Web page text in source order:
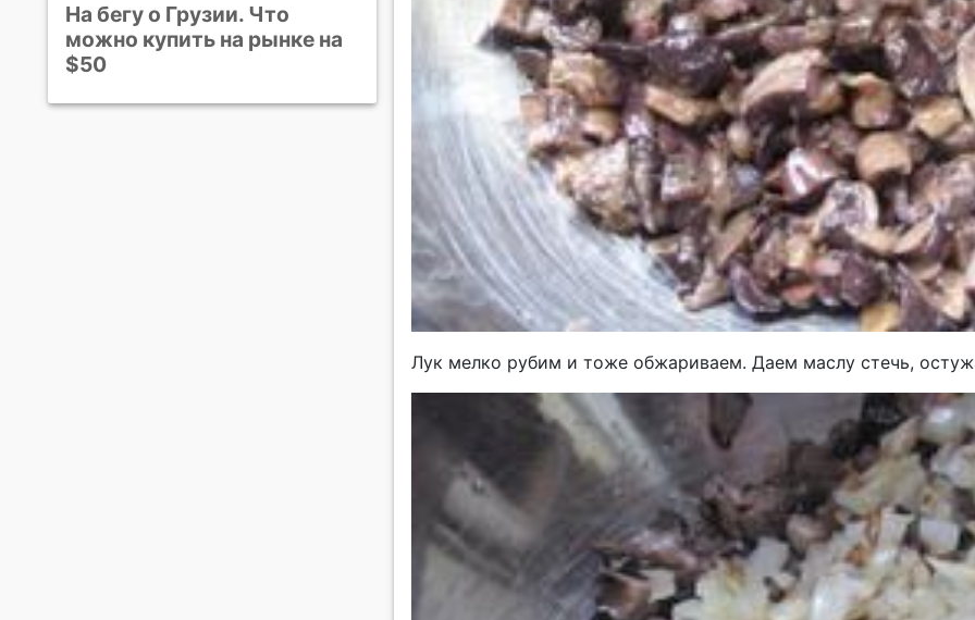
Лук мелко рубим и тоже обжариваем. Даем маслу стечь,
На бегу о Грузии. Что
можно купить на рынке на
$50